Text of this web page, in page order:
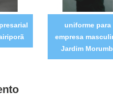
uniforme para
empresa
Jardim